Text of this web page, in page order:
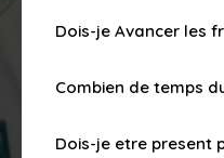
Dois-je Avancer les
Combien de temps
Dois-je etre present